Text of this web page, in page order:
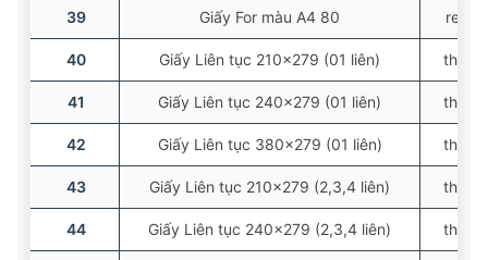
39 Giấy For màu A4 80 ream
40 Giấy Liên tục 210×279 (01 liên) thùng
41 Giấy Liên tục 240×279 (01 liên) thùng
42 Giấy Liên tục 380×279 (01 liên) thùng
43 Giấy Liên tục 210×279 (2,3,4 liên) thùng
44 Giấy Liên tục 240×279 (2,3,4 liên) thùng